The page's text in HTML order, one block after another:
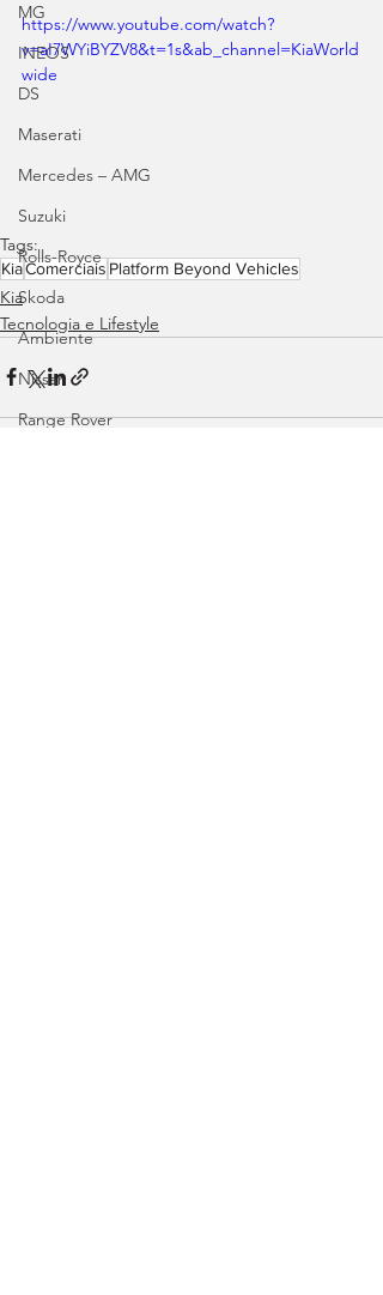
MG
INEOS
DS
Maserati
Mercedes – AMG
Suzuki
Rolls-Royce
Skoda
Ambiente
Nissan
Range Rover
https://www.youtube.com/watch?
v=aI7WYiBYZV8&t=1s&ab_channel=KiaWorld
wide
Tags:
KiaComerciais Platform Beyond Vehicles
Kia
Tecnologia e Lifestyle